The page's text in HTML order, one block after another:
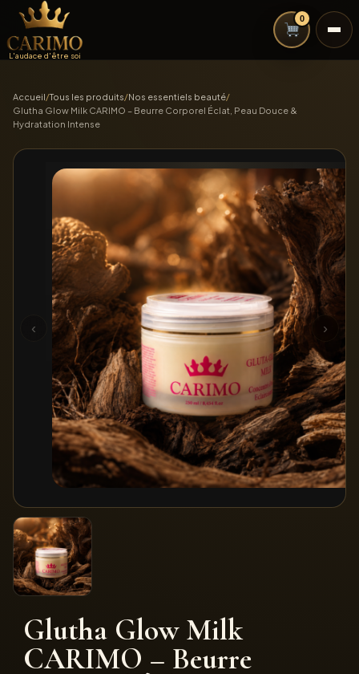
L'audace d'être soi
0
Accueil/Tous les produits/Nos essentiels beauté/
Glutha Glow Milk CARIMO – Beurre Corporel Éclat, Peau Douce &
Hydratation Intense
‹ ›
Glutha Glow Milk
CARIMO – Beurre